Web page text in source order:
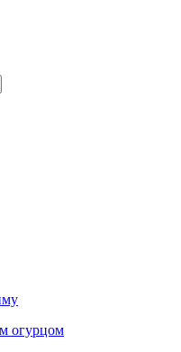
огурцом